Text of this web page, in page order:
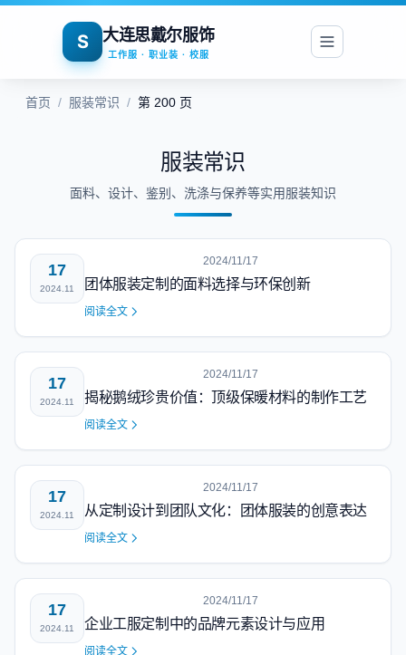
S 大连思戴尔服饰
工作服 · 职业装 · 校服
首页 / 服装常识 / 第 200 页
服装常识
面料、设计、鉴别、洗涤与保养等实用服装知识
17
2024.11
2024/11/17
团体服装定制的面料选择与环保创新
阅读全文
17
2024.11
2024/11/17
揭秘鹅绒珍贵价值：顶级保暖材料的制作工艺
阅读全文
17
2024.11
2024/11/17
从定制设计到团队文化：团体服装的创意表达
阅读全文
17
2024.11
2024/11/17
企业工服定制中的品牌元素设计与应用
阅读全文